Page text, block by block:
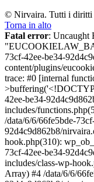
© Nirvaira. Tutti i diritti
Torna in alto
Fatal error: Uncaught
73cf-42ee-be34-
content/plugins/
trace: #0 [internal
42ee-be34-
includes/
/data/6/6/66fe5bde-
92d4c9d862b8/
hook.php(310):
73cf-42ee-be34-
includes/class-wp-
Array) #4 /data/6/6/